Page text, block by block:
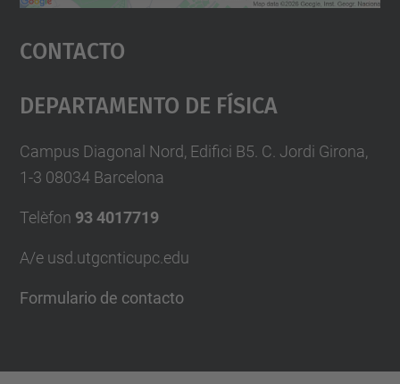
Aceptar
powered by
Contacto
Departamento De Física
Campus Diagonal Nord, Edifici B5. C. Jordi Girona,
1-3 08034 Barcelona
Telèfon 93 4017719
A/e usd.utgcnticupc.edu
Formulario de contacto